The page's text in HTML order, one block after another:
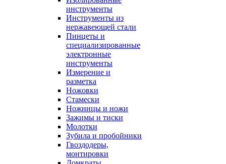
инструменты
Инструменты из
нержавеющей стали
Пинцеты и
специализированные
электронные
инструменты
Измерение и
разметка
Ножовки
Стамески
Ножницы и ножи
Зажимы и тиски
Молотки
Зубила и пробойники
Гвоздодеры,
монтировки